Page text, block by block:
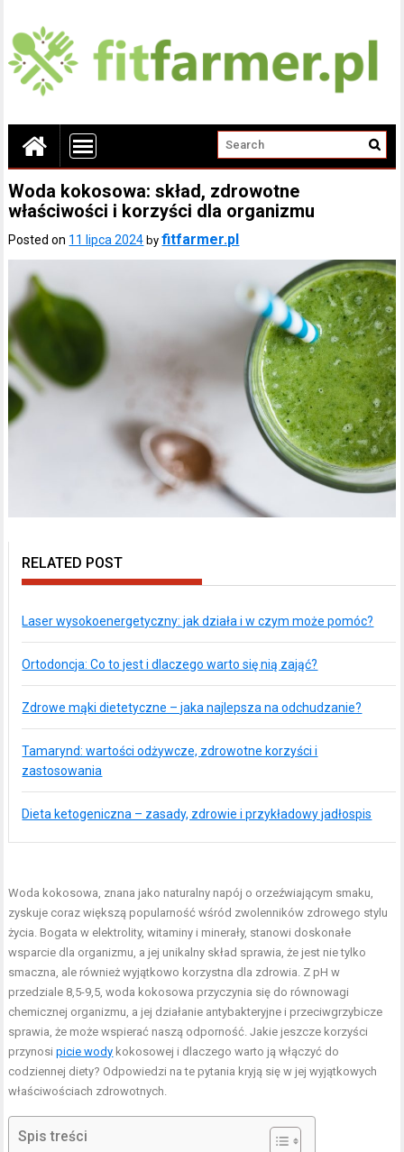
Woda kokosowa: skład, zdrowotne
właściwości i korzyści dla organizmu
Posted on 11 lipca 2024 byfitfarmer.pl
RELATED POST
Laser wysokoenergetyczny: jak działa i w czym może pomóc?
Ortodoncja: Co to jest i dlaczego warto się nią zająć?
Zdrowe mąki dietetyczne – jaka najlepsza na odchudzanie?
Tamarynd: wartości odżywcze, zdrowotne korzyści i
zastosowania
Dieta ketogeniczna – zasady, zdrowie i przykładowy jadłospis
Woda kokosowa, znana jako naturalny napój o orzeźwiającym smaku,
zyskuje coraz większą popularność wśród zwolenników zdrowego stylu
życia. Bogata w elektrolity, witaminy i minerały, stanowi doskonałe
wsparcie dla organizmu, a jej unikalny skład sprawia, że jest nie tylko
smaczna, ale również wyjątkowo korzystna dla zdrowia. Z pH w
przedziale 8,5-9,5, woda kokosowa przyczynia się do równowagi
chemicznej organizmu, a jej działanie antybakteryjne i przeciwgrzybicze
sprawia, że może wspierać naszą odporność. Jakie jeszcze korzyści
przynosipicie wody kokosowej i dlaczego warto ją włączyć do
codziennej diety? Odpowiedzi na te pytania kryją się w jej wyjątkowych
właściwościach zdrowotnych.
Spis treści